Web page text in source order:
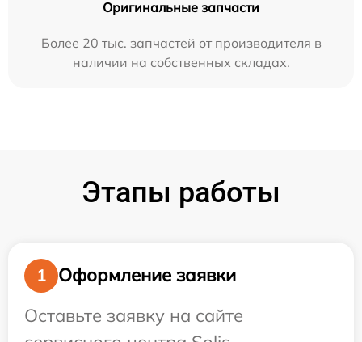
Оригинальные запчасти
Более 20 тыс. запчастей от производителя в
наличии на собственных складах.
Этапы работы
1
Оформление заявки
Оставьте заявку на сайте